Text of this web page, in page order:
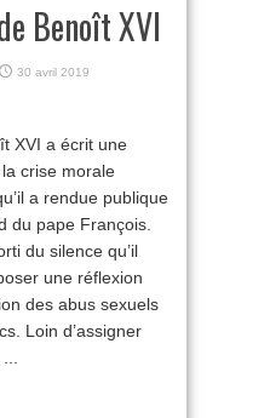
Benoît XVI
30 avril 2019
XVI a écrit une
crise morale
a rendue publique
du pape François.
du silence qu’il
une réflexion
des abus sexuels
Loin d’assigner